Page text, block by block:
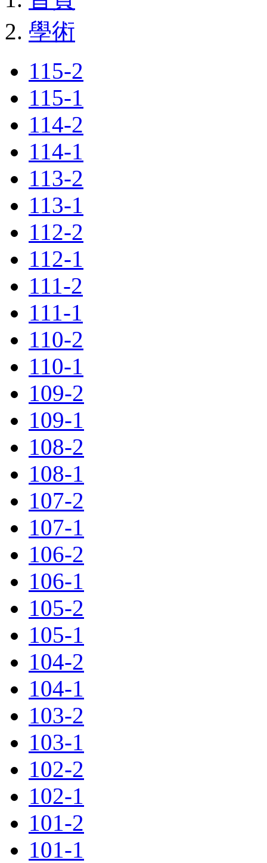
學術
115-2
115-1
114-2
114-1
113-2
113-1
112-2
112-1
111-2
111-1
110-2
110-1
109-2
109-1
108-2
108-1
107-2
107-1
106-2
106-1
105-2
105-1
104-2
104-1
103-2
103-1
102-2
102-1
101-2
101-1